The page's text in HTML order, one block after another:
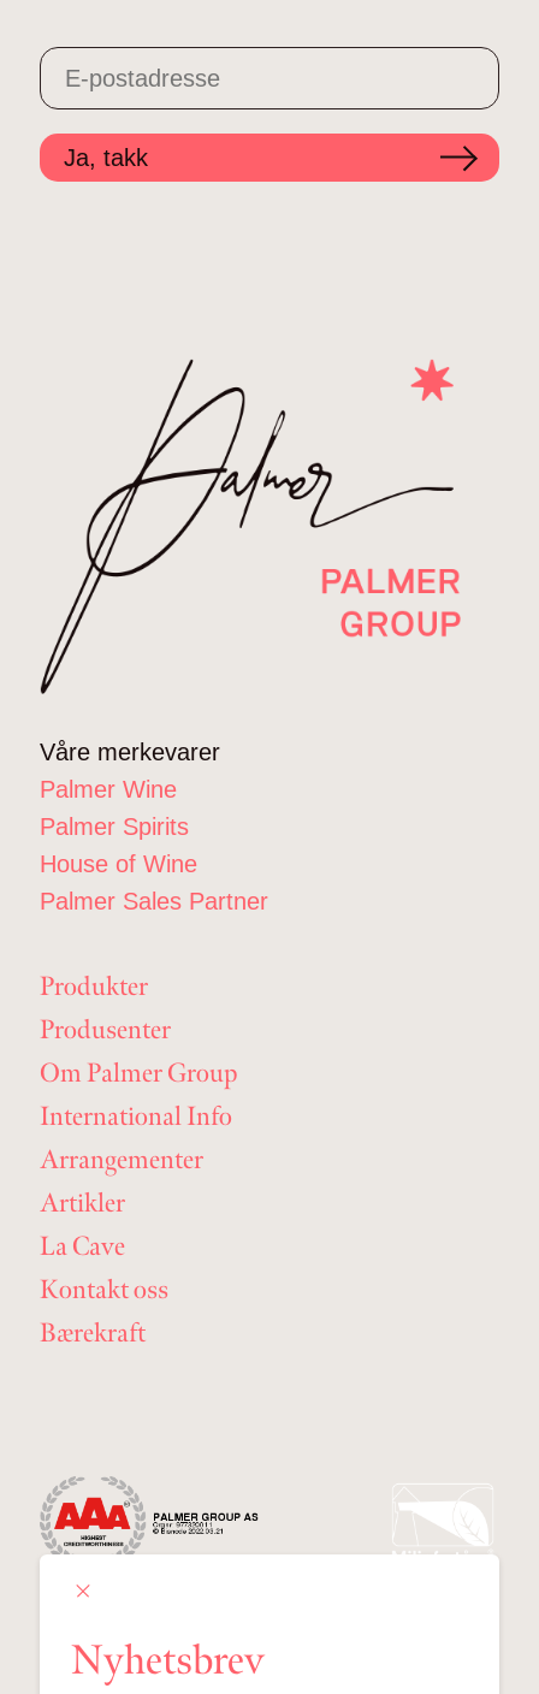
Ja, takk
Våre merkevarer
Palmer Wine
Palmer Spirits
House of Wine
Palmer Sales Partner
Produkter
Produsenter
Om Palmer Group
International Info
Arrangementer
Artikler
La Cave
Kontakt oss
Bærekraft
Nyhetsbrev